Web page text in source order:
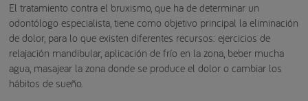
El tratamiento contra el bruxismo, que ha de determinar un
odontólogo especialista, tiene como objetivo principal la eliminación
de dolor, para lo que existen diferentes recursos: ejercicios de
relajación mandibular, aplicación de frío en la zona, beber mucha
agua, masajear la zona donde se produce el dolor o cambiar los
hábitos de sueño.